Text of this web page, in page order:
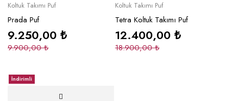
Koltuk Takımı Puf
Prada Puf
9.900,00₺
9.250,00 ₺
Koltuk Takımı Puf
Tetra Koltuk Takımı Puf
18.900,00₺
12.400,00 ₺
İndirimli